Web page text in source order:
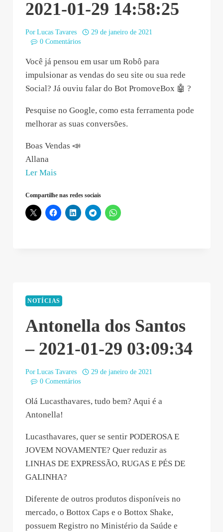
2021-01-29 14:58:25
Por Lucas Tavares
29 de janeiro de 2021
0 Comentários
Você já pensou em usar um Robô para
impulsionar as vendas do seu site ou sua rede
Social? Já ouviu falar do Bot PromoveBox 🤖 ?
Pesquise no Google, como esta ferramenta pode
melhorar as suas conversões.
Boas Vendas 📣
Allana
Ler Mais
Lima
–
Compartilhe nas redes sociais
NOTÍCIAS
Antonella dos Santos
– 2021-01-29 03:09:34
Por Lucas Tavares
29 de janeiro de 2021
0 Comentários
Olá Lucasthavares, tudo bem? Aqui é a
Antonella!
Lucasthavares, quer se sentir PODEROSA E
JOVEM NOVAMENTE? Quer reduzir as
LINHAS DE EXPRESSÃO, RUGAS E PÉS DE
GALINHA?
Diferente de outros produtos disponíveis no
mercado, o Bottox Caps e o Bottox Shake,
possuem Registro no Ministério da Saúde e